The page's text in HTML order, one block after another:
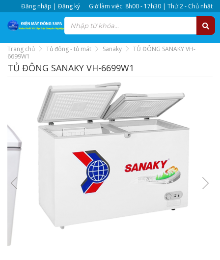
Đăng nhập | Đăng ký Giờ làm việc: 8h00 - 17h30 | Thứ 2 - Chủ nhật
Trang chủ Tủ đông - tủ mát Sanaky
TỦ ĐÔNG SANAKY VH-
6699W1
TỦ ĐÔNG SANAKY VH-6699W1